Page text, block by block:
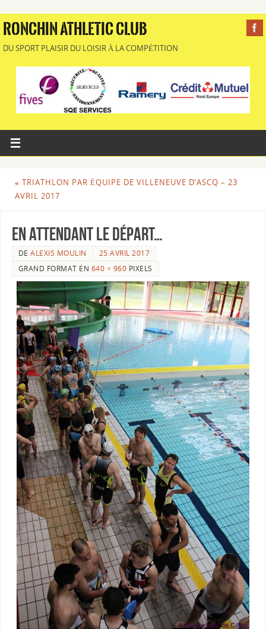
RONCHIN ATHLETIC CLUB
DU SPORT PLAISIR DU LOISIR À LA COMPÉTITION
« TRIATHLON PAR ÉQUIPE DE VILLENEUVE D’ASCQ – 23
AVRIL 2017
En attendant le départ…
DEALEXIS MOULIN
25 AVRIL 2017
GRAND FORMAT EN 640 × 960 PIXELS